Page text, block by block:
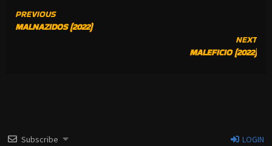
CONTINUE
READING
PREVIOUS
MALNAZIDOS (2022)
NEXT
MALEFICIO (2022)
Subscribe LOGIN